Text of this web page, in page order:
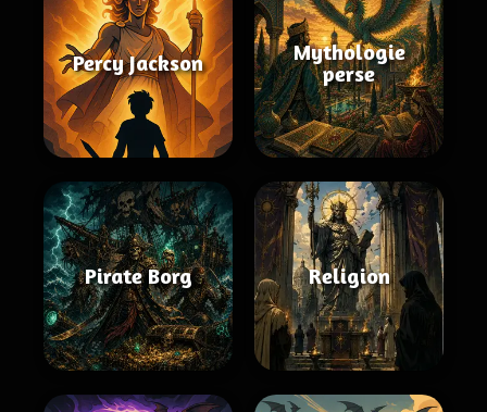
Percy Jackson
Mythologie
perse
Pirate Borg Religion